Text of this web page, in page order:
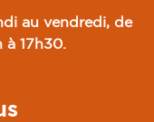
au vendredi, de
à 17h30.